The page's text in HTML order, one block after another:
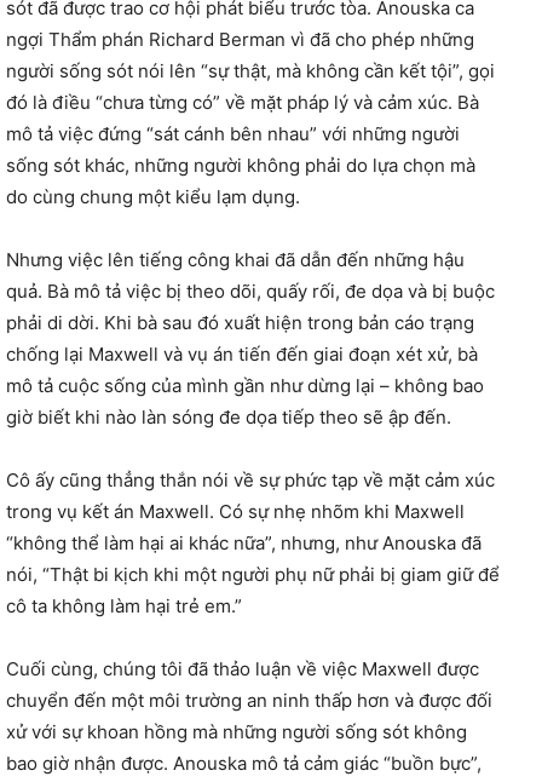
sót đã được trao cơ hội phát biểu trước tòa. Anouska ca
ngợi Thẩm phán Richard Berman vì đã cho phép những
người sống sót nói lên “sự thật, mà không cần kết tội”, gọi
đó là điều “chưa từng có” về mặt pháp lý và cảm xúc. Bà
mô tả việc đứng “sát cánh bên nhau” với những người
sống sót khác, những người không phải do lựa chọn mà
do cùng chung một kiểu lạm dụng.
Nhưng việc lên tiếng công khai đã dẫn đến những hậu
quả. Bà mô tả việc bị theo dõi, quấy rối, đe dọa và bị buộc
phải di dời. Khi bà sau đó xuất hiện trong bản cáo trạng
chống lại Maxwell và vụ án tiến đến giai đoạn xét xử, bà
mô tả cuộc sống của mình gần như dừng lại – không bao
giờ biết khi nào làn sóng đe dọa tiếp theo sẽ ập đến.
Cô ấy cũng thẳng thắn nói về sự phức tạp về mặt cảm xúc
trong vụ kết án Maxwell. Có sự nhẹ nhõm khi Maxwell
“không thể làm hại ai khác nữa”, nhưng, như Anouska đã
nói, “Thật bi kịch khi một người phụ nữ phải bị giam giữ để
cô ta không làm hại trẻ em.”
Cuối cùng, chúng tôi đã thảo luận về việc Maxwell được
chuyển đến một môi trường an ninh thấp hơn và được đối
xử với sự khoan hồng mà những người sống sót không
bao giờ nhận được. Anouska mô tả cảm giác “buồn bực”,